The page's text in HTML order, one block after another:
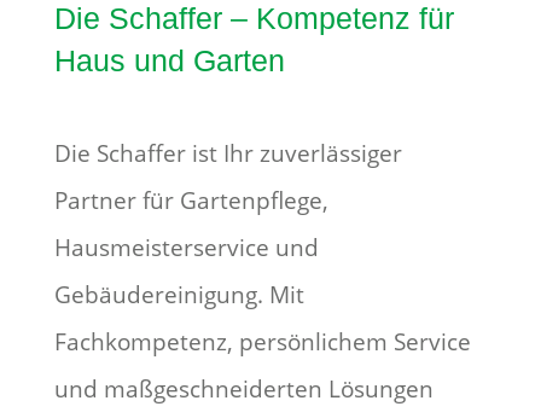
Die Schaffer – Kompetenz für
Haus und Garten
Die Schaffer ist Ihr zuverlässiger
Partner für Gartenpflege,
Hausmeisterservice und
Gebäudereinigung. Mit
Fachkompetenz, persönlichem Service
und maßgeschneiderten Lösungen